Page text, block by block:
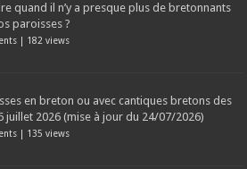
quand il n’y a presque plus de bretonnants
paroisses ?
182 views
en breton ou avec cantiques bretons des
juillet 2026 (mise à jour du 24/07/2026)
135 views